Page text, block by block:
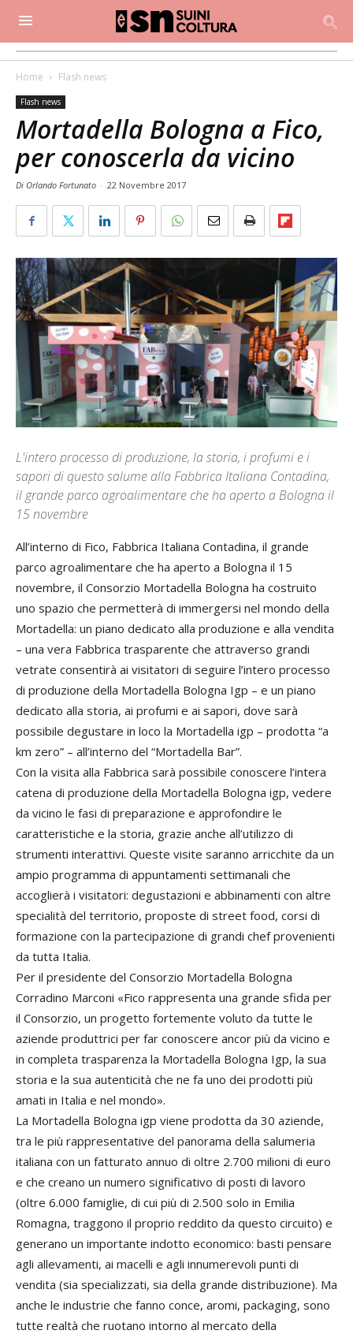
Home Flash news
Flash news
Mortadella Bologna a Fico,
per conoscerla da vicino
Di Orlando Fortunato - 22 Novembre 2017
L'intero processo di produzione, la storia, i profumi e i
sapori di questo salume alla Fabbrica Italiana Contadina,
il grande parco agroalimentare che ha aperto a Bologna il
15 novembre
All’interno di Fico, Fabbrica Italiana Contadina, il grande
parco agroalimentare che ha aperto a Bologna il 15
novembre, il Consorzio Mortadella Bologna ha costruito
uno spazio che permetterà di immergersi nel mondo della
Mortadella: un piano dedicato alla produzione e alla vendita
– una vera Fabbrica trasparente che attraverso grandi
vetrate consentirà ai visitatori di seguire l’intero processo
di produzione della Mortadella Bologna Igp – e un piano
dedicato alla storia, ai profumi e ai sapori, dove sarà
possibile degustare in loco la Mortadella igp – prodotta “a
km zero” – all’interno del “Mortadella Bar”.
Con la visita alla Fabbrica sarà possibile conoscere l’intera
catena di produzione della Mortadella Bologna igp, vedere
da vicino le fasi di preparazione e approfondire le
caratteristiche e la storia, grazie anche all’utilizzo di
strumenti interattivi. Queste visite saranno arricchite da un
ampio programma di appuntamenti settimanali che
accoglierà i visitatori: degustazioni e abbinamenti con altre
specialità del territorio, proposte di street food, corsi di
formazione con la partecipazione di grandi chef provenienti
da tutta Italia.
Per il presidente del Consorzio Mortadella Bologna
Corradino Marconi «Fico rappresenta una grande sfida per
il Consorzio, un progetto fortemente voluto da tutte le
aziende produttrici per far conoscere ancor più da vicino e
in completa trasparenza la Mortadella Bologna Igp, la sua
storia e la sua autenticità che ne fa uno dei prodotti più
amati in Italia e nel mondo».
La Mortadella Bologna igp viene prodotta da 30 aziende,
tra le più rappresentative del panorama della salumeria
italiana con un fatturato annuo di oltre 2.700 milioni di euro
e che creano un numero significativo di posti di lavoro
(oltre 6.000 famiglie, di cui più di 2.500 solo in Emilia
Romagna, traggono il proprio reddito da questo circuito) e
generano un importante indotto economico: basti pensare
agli allevamenti, ai macelli e agli innumerevoli punti di
vendita (sia specializzati, sia della grande distribuzione). Ma
anche le industrie che fanno conce, aromi, packaging, sono
tutte realtà che ruotano intorno al mercato della